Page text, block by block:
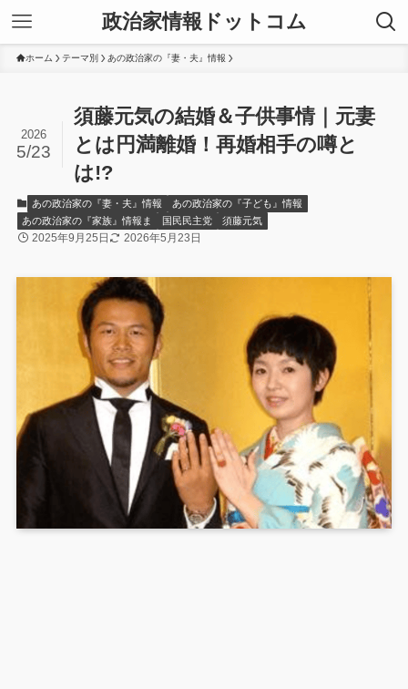
政治家情報ドットコム
ホーム テーマ別 あの政治家の『妻・夫』情報
須藤元気の結婚＆子供事情｜元妻
とは円満離婚！再婚相手の噂と
は!?
2026
5/23
あの政治家の『妻・夫』情報
あの政治家の『子ども』情報
あの政治家の『家族』情報ま
国民民主党 須藤元気
2025年9月25日 2026年5月23日